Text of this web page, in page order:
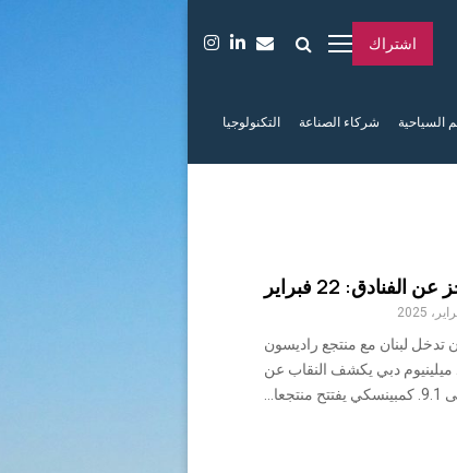
اشتراك
السياحية شركاء الصناعة التكنولوجيا
22 فبراير
تدخل لبنان مع منتجع راديسون
ميلينيوم دبي يكشف النقاب عن